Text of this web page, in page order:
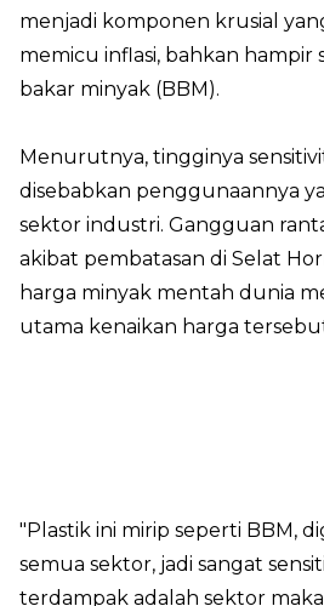
menjadi komponen krusial
memicu inflasi, bahkan hampir
bakar minyak (BBM).
Menurutnya, tingginya
disebabkan penggunaannya
sektor industri. Gangguan
akibat pembatasan di Selat
harga minyak mentah dunia
utama kenaikan harga
"Plastik ini mirip seperti BBM,
semua sektor, jadi sangat
terdampak adalah sektor